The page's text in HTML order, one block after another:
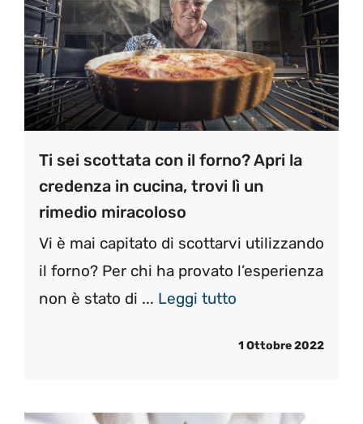
Ti sei scottata con il forno? Apri la
credenza in cucina, trovi lì un
rimedio miracoloso
Vi è mai capitato di scottarvi utilizzando
il forno? Per chi ha provato l’esperienza
non è stato di ... Leggi tutto
1 Ottobre 2022